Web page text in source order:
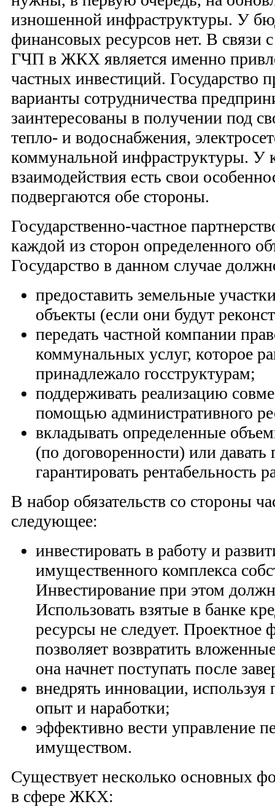
изношенной инфраструктуры. У
финансовых ресурсов нет. В связи
ГЧП в ЖКХ является именно
частных инвестиций. Государство
варианты сотрудничества
заинтересованы в получении под
тепло- и водоснабжения,
коммунальной инфраструктуры.
взаимодействия есть свои
подвергаются обе стороны.
Государственно-частное
каждой из сторон определенного
Государство в данном случае
предоставить земельные
объекты (если они будут
передать частной компании
коммунальных услуг, которое
принадлежало госструктурам;
поддерживать реализацию
помощью административного
вкладывать определенные
(по договоренности) или давать
гарантировать рентабельность
В набор обязательств со стороны
следующее:
инвестировать в работу и
имущественного комплекса
Инвестирование при этом
Использовать взятые в банке
ресурсы не следует. Проектное
позволяет возвратить
она начнет поступать после
внедрять инновации,
опыт и наработки;
эффективно вести управление
имуществом.
Существует несколько основных
в сфере ЖКХ: